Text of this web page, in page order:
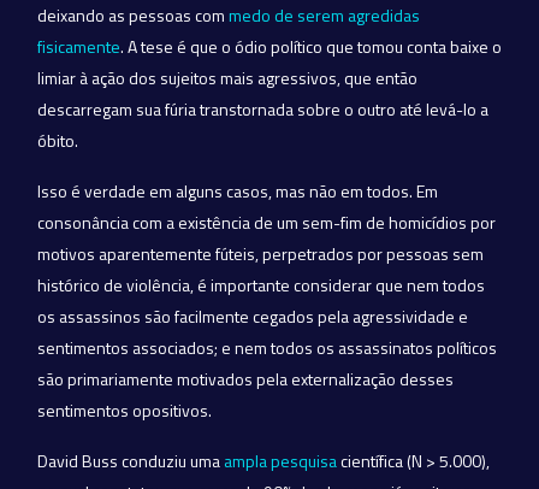
deixando as pessoas commedo de serem agredidas
fisicamente. A tese é que o ódio político que tomou conta baixe o
limiar à ação dos sujeitos mais agressivos, que então
descarregam sua fúria transtornada sobre o outro até levá-lo a
óbito.
Isso é verdade em alguns casos, mas não em todos. Em
consonância com a existência de um sem-fim de homicídios por
motivos aparentemente fúteis, perpetrados por pessoas sem
histórico de violência, é importante considerar que nem todos
os assassinos são facilmente cegados pela agressividade e
sentimentos associados; e nem todos os assassinatos políticos
são primariamente motivados pela externalização desses
sentimentos opositivos.
David Buss conduziu umaampla pesquisacientífica (N > 5.000),